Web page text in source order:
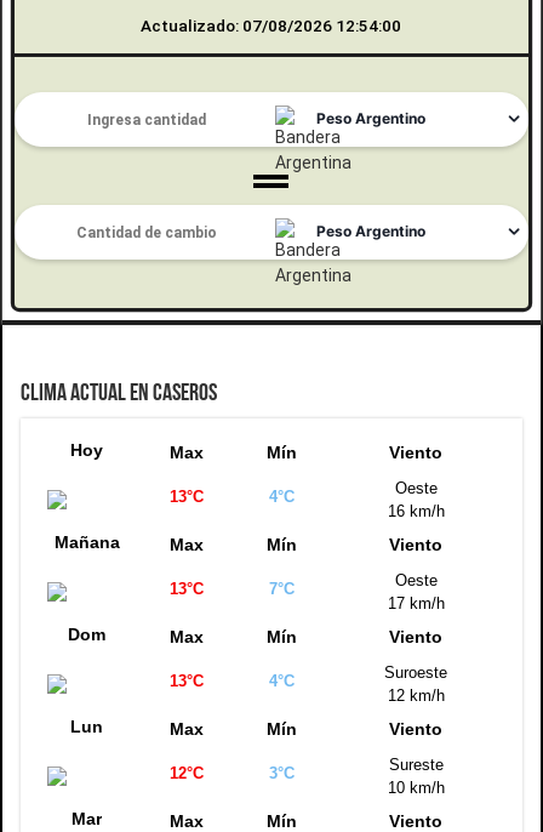
Actualizado: 07/08/2026 12:54:00
CLIMA ACTUAL EN CASEROS
Hoy Max Mín Viento
13°C 4°C
Oeste
16 km/h
Mañana Max Mín Viento
13°C 7°C
Oeste
17 km/h
Dom Max Mín Viento
13°C 4°C
Suroeste
12 km/h
Lun Max Mín Viento
12°C 3°C
Sureste
10 km/h
Mar Max Mín Viento